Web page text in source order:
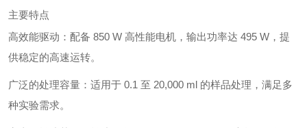
主要特点
高效能驱动：配备 850 W 高性能电机，输出功率达 495 W，提
供稳定的高速运转。
广泛的处理容量：适用于 0.1 至 20,000 ml 的样品处理，满足多
种实验需求。